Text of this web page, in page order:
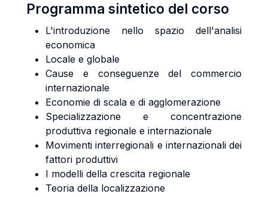
Programma sintetico del corso
L'introduzione nello spazio dell'analisi
economica
Locale e globale
Cause e conseguenze del commercio
internazionale
Economie di scala e di agglomerazione
Specializzazione e concentrazione
produttiva regionale e internazionale
Movimenti interregionali e internazionali dei
fattori produttivi
I modelli della crescita regionale
Teoria della localizzazione